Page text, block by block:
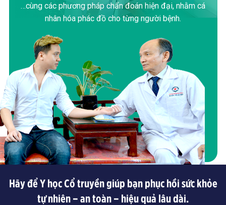
…cùng các phương pháp chẩn đoán hiện đại, nhằm cá
nhân hóa phác đồ cho từng người bệnh.
Hãy để Y học Cổ truyền giúp bạn phục hồi sức khỏe
tự nhiên – an toàn – hiệu quả lâu dài.